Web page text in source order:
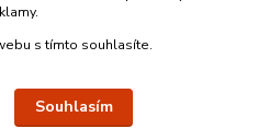
cookies.
s tímto souhlasíte.
Souhlasím